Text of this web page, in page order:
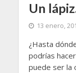
Un
13 enero,
¿Hasta
podrías
puede ser la